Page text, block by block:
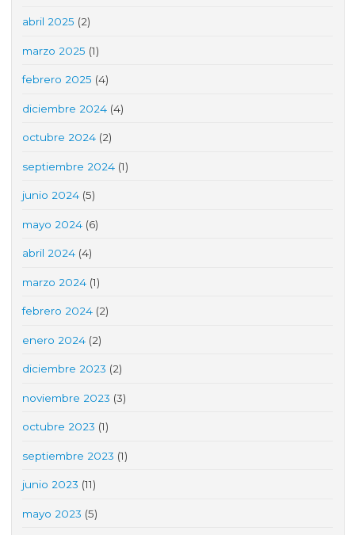
abril 2025 (2)
marzo 2025 (1)
febrero 2025 (4)
diciembre 2024 (4)
octubre 2024 (2)
septiembre 2024 (1)
junio 2024 (5)
mayo 2024 (6)
abril 2024 (4)
marzo 2024 (1)
febrero 2024 (2)
enero 2024 (2)
diciembre 2023 (2)
noviembre 2023 (3)
octubre 2023 (1)
septiembre 2023 (1)
junio 2023 (11)
mayo 2023 (5)